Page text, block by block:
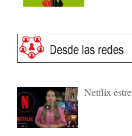
Netflix